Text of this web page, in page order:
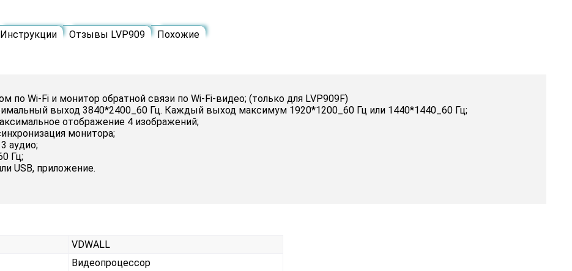
Инструкции Отзывы LVP909 Похожие
по Wi-Fi и монитор обратной связи по Wi-Fi-видео; (только для LVP909F)
выход 3840*2400_60 Гц. Каждый выход максимум 1920*1200_60 Гц или 1440*1440_60 Гц;
отображение 4 изображений;
монитора;
аудио;
Гц;
USB, приложение.
VDWALL
Видеопроцессор